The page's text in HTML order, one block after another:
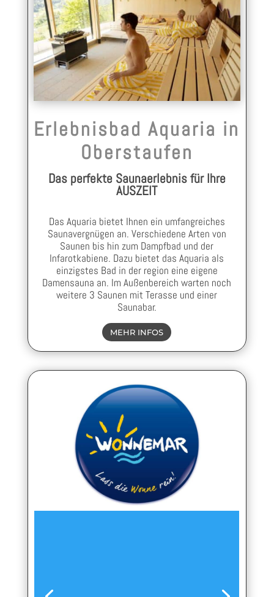
Erlebnisbad Aquaria in
Oberstaufen
Das perfekte Saunaerlebnis für Ihre
AUSZEIT
Das Aquaria bietet Ihnen ein umfangreiches
Saunavergnügen an. Verschiedene Arten von
Saunen bis hin zum Dampfbad und der
Infarotkabiene. Dazu bietet das Aquaria als
einzigstes Bad in der region eine eigene
Damensauna an. Im Außenbereich warten noch
weitere 3 Saunen mit Terasse und einer
Saunabar.
MEHR INFOS